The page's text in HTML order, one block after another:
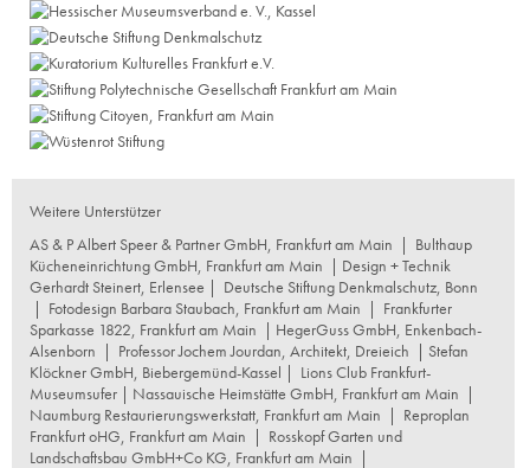
Weitere Unterstützer
AS & P Albert Speer & Partner GmbH, Frankfurt am Main | Bulthaup
Kücheneinrichtung GmbH, Frankfurt am Main | Design + Technik
Gerhardt Steinert, Erlensee | Deutsche Stiftung Denkmalschutz, Bonn
| Fotodesign Barbara Staubach, Frankfurt am Main | Frankfurter
Sparkasse 1822, Frankfurt am Main | HegerGuss GmbH, Enkenbach-
Alsenborn | Professor Jochem Jourdan, Architekt, Dreieich | Stefan
Klöckner GmbH, Biebergemünd-Kassel | Lions Club Frankfurt-
Museumsufer | Nassauische Heimstätte GmbH, Frankfurt am Main |
Naumburg Restaurierungswerkstatt, Frankfurt am Main | Reproplan
Frankfurt oHG, Frankfurt am Main | Rosskopf Garten und
Landschaftsbau GmbH+Co KG, Frankfurt am Main |